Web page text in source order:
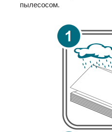
пылесосом.